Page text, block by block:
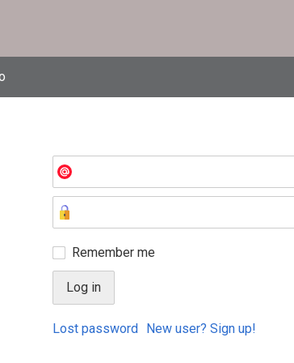
Remember me
Lost password New user? Sign up!